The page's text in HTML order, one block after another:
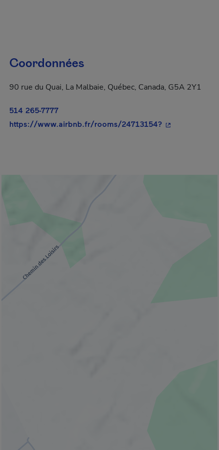
Coordonnées
90 rue du Quai, La Malbaie, Québec, Canada, G5A 2Y1
514 265-7777
https://www.airbnb.fr/rooms/24713154? - Cet